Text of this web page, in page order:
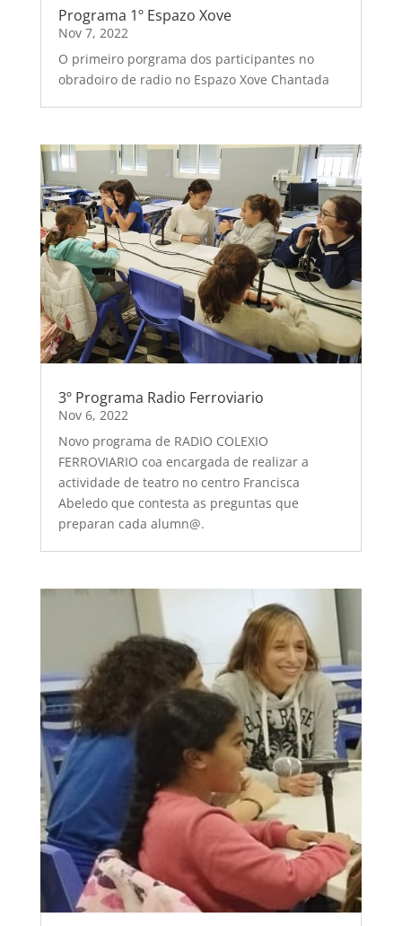
Programa 1º Espazo Xove
Nov 7, 2022
O primeiro porgrama dos participantes no
obradoiro de radio no Espazo Xove Chantada
3º Programa Radio Ferroviario
Nov 6, 2022
Novo programa de RADIO COLEXIO
FERROVIARIO coa encargada de realizar a
actividade de teatro no centro Francisca
Abeledo que contesta as preguntas que
preparan cada alumn@.